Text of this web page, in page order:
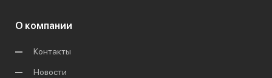
О компании
Контакты
Новости